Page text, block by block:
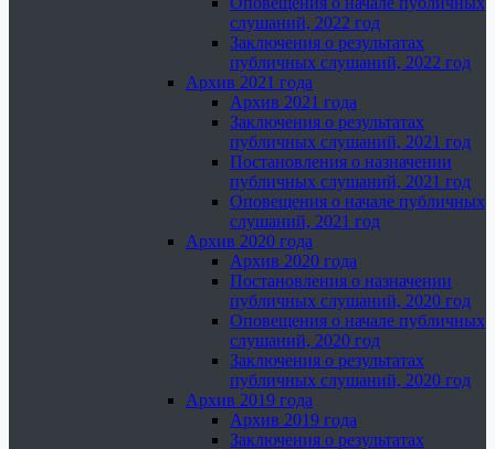
слушаний, 2022 год
Заключения о результатах
публичных слушаний, 2022 год
Архив 2021 года
Архив 2021 года
Заключения о результатах
публичных слушаний, 2021 год
Постановления о назначении
публичных слушаний, 2021 год
Оповещения о начале публичных
слушаний, 2021 год
Архив 2020 года
Архив 2020 года
Постановления о назначении
публичных слушаний, 2020 год
Оповещения о начале публичных
слушаний, 2020 год
Заключения о результатах
публичных слушаний, 2020 год
Архив 2019 года
Архив 2019 года
Заключения о результатах